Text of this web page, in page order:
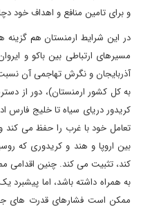
و برای تامین منافع و اهداف خود
در این شرایط ارمنستان هم گزینه
مسیرهای ارتباطی بین باکو و
آذربایجان و نگرش تهاجمی آن
به کل کشور ارمنستان)، دور از
کریدور دریای سیاه تا خلیج فارس
تعامل خود با غرب را حفظ می کند
بین اروپا و هند و کریدوری که
کند، تثبیت می کند. چنین
به همراه داشته باشد، اما پیشبرد
ممکن است فشارهای قدرت های